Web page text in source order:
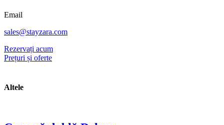
Email
sales@stayzara.com
Rezervați acum
Prețuri și oferte
Altele